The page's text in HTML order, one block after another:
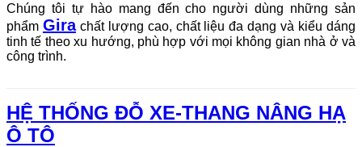
Chúng tôi tự hào mang đến cho người dùng những sản
phẩm Girachất lượng cao, chất liệu đa dạng và kiểu dáng
tinh tế theo xu hướng, phù hợp với mọi không gian nhà ở và
công trình.
HỆ THỐNG ĐỖ XE-THANG NÂNG HẠ
Ô TÔ